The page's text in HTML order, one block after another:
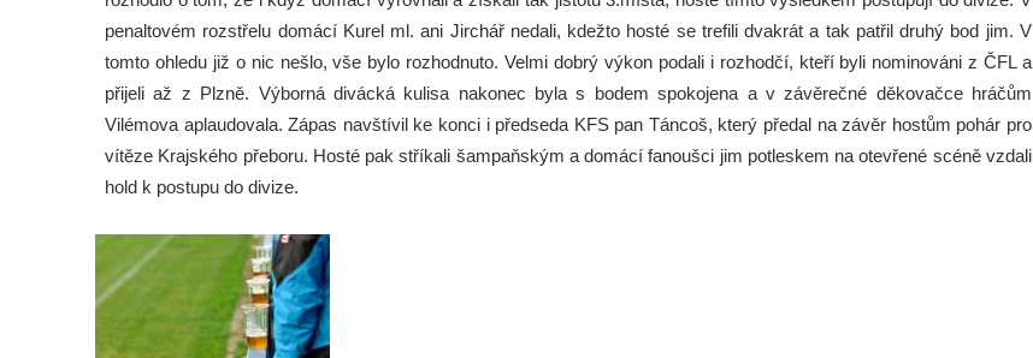
penaltovém rozstřelu domácí Kurel ml. ani Jirchář nedali, kdežto hosté se trefili dvakrát a tak patřil druhý bod jim. V
tomto ohledu již o nic nešlo, vše bylo rozhodnuto. Velmi dobrý výkon podali i rozhodčí, kteří byli nominováni z ČFL a
přijeli až z Plzně. Výborná divácká kulisa nakonec byla s bodem spokojena a v závěrečné děkovačce hráčům
Vilémova aplaudovala. Zápas navštívil ke konci i předseda KFS pan Táncoš, který předal na závěr hostům pohár pro
vítěze Krajského přeboru. Hosté pak stříkali šampaňským a domácí fanoušci jim potleskem na otevřené scéně vzdali
hold k postupu do divize.